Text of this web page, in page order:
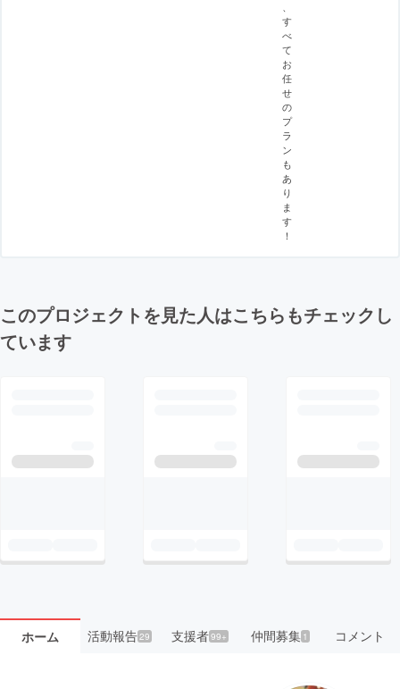
す
べ
て
お
任
せ
の
プ
ラ
ン
も
あ
り
ま
す
！
このプロジェクトを見た人はこちらもチェックし
ています
ホーム 活動報告29 支援者99+ 仲間募集 1 コメント